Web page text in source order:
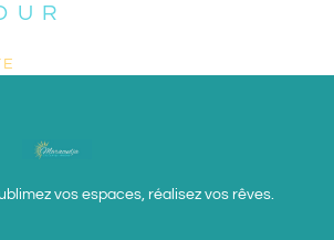
vos espaces, réalisez vos rêves.